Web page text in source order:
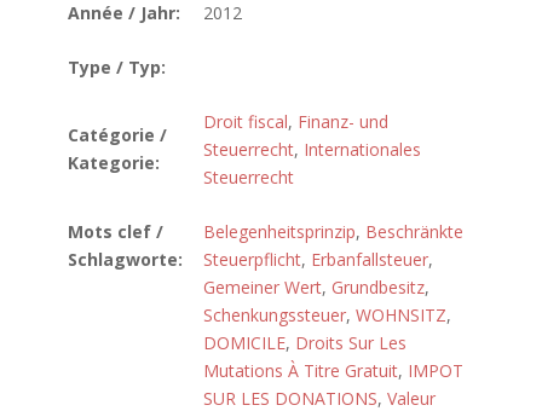
Année / Jahr: 2012
Type / Typ:
Catégorie /
Kategorie:
Droit fiscal, Finanz- und
Steuerrecht, Internationales
Steuerrecht
Mots clef /
Schlagworte:
Belegenheitsprinzip, Beschränkte
Steuerpflicht, Erbanfallsteuer,
Gemeiner Wert, Grundbesitz,
Schenkungssteuer, WOHNSITZ,
DOMICILE, Droits Sur Les
Mutations À Titre Gratuit, IMPOT
SUR LES DONATIONS, Valeur